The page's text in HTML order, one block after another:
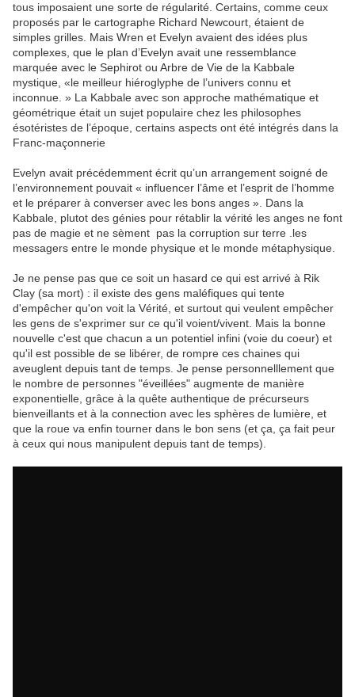
tous imposaient une sorte de régularité. Certains, comme ceux
proposés par le cartographe Richard Newcourt, étaient de
simples grilles. Mais Wren et Evelyn avaient des idées plus
complexes, que le plan d’Evelyn avait une ressemblance
marquée avec le Sephirot ou Arbre de Vie de la Kabbale
mystique, «le meilleur hiéroglyphe de l’univers connu et
inconnue. » La Kabbale avec son approche mathématique et
géométrique était un sujet populaire chez les philosophes
ésotéristes de l’époque, certains aspects ont été intégrés dans la
Franc-maçonnerie
Evelyn avait précédemment écrit qu’un arrangement soigné de
l’environnement pouvait « influencer l’âme et l’esprit de l’homme
et le préparer à converser avec les bons anges ». Dans la
Kabbale, plutot des génies pour rétablir la vérité les anges ne font
pas de magie et ne sèment pas la corruption sur terre .les
messagers entre le monde physique et le monde métaphysique.
Je ne pense pas que ce soit un hasard ce qui est arrivé à Rik
Clay (sa mort) : il existe des gens maléfiques qui tente
d'empêcher qu'on voit la Vérité, et surtout qui veulent empêcher
les gens de s'exprimer sur ce qu'il voient/vivent. Mais la bonne
nouvelle c'est que chacun a un potentiel infini (voie du coeur) et
qu'il est possible de se libérer, de rompre ces chaines qui
aveuglent depuis tant de temps. Je pense personnelllement que
le nombre de personnes "éveillées" augmente de manière
exponentielle, grâce à la quête authentique de précurseurs
bienveillants et à la connection avec les sphères de lumière, et
que la roue va enfin tourner dans le bon sens (et ça, ça fait peur
à ceux qui nous manipulent depuis tant de temps).